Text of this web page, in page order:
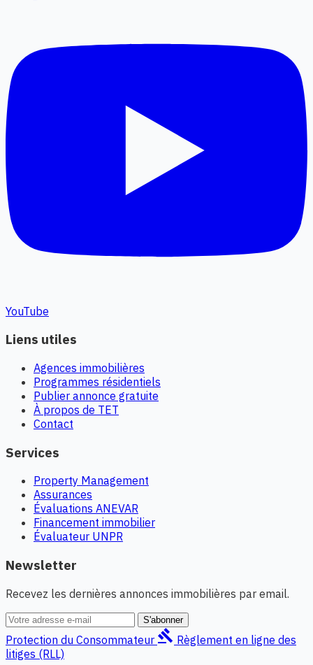
YouTube
Liens utiles
Agences immobilières
Programmes résidentiels
Publier annonce gratuite
À propos de TET
Contact
Services
Property Management
Assurances
Évaluations ANEVAR
Financement immobilier
Évaluateur UNPR
Newsletter
Recevez les dernières annonces immobilières par email.
S'abonner
Protection du Consommateur gavel Règlement en ligne des
litiges (RLL)